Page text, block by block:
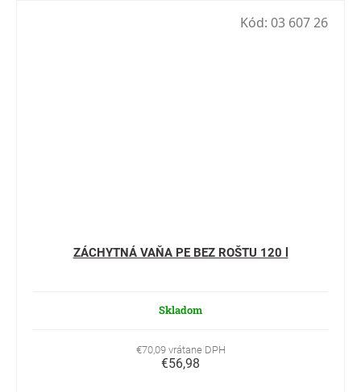
ZÁCHYTNÁ VAŇA PE BEZ ROŠTU 120 l
Skladom
€70,09 vrátane DPH
€56,98
Kód: 03 607 26